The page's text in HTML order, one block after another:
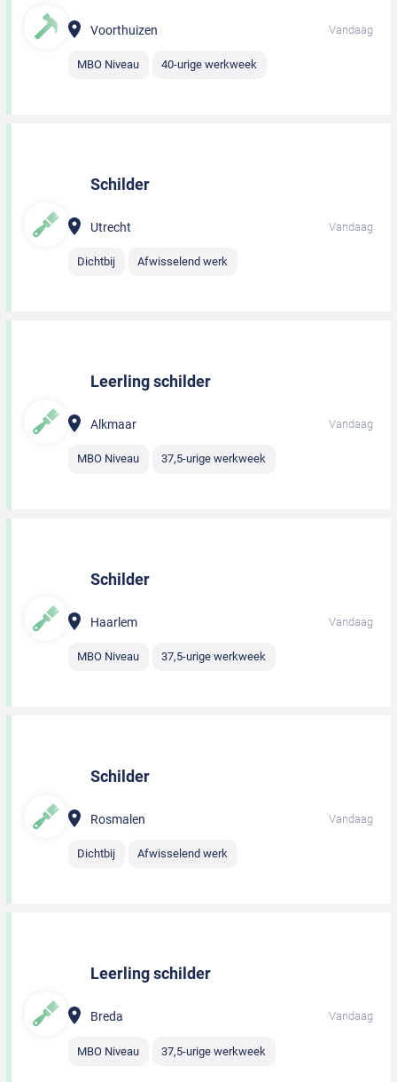
Voorthuizen Vandaag
MBO Niveau 40-urige werkweek
Schilder
Utrecht Vandaag
Dichtbij Afwisselend werk
Leerling schilder
Alkmaar Vandaag
MBO Niveau 37,5-urige werkweek
Schilder
Haarlem Vandaag
MBO Niveau 37,5-urige werkweek
Schilder
Rosmalen Vandaag
Dichtbij Afwisselend werk
Leerling schilder
Breda Vandaag
MBO Niveau 37,5-urige werkweek